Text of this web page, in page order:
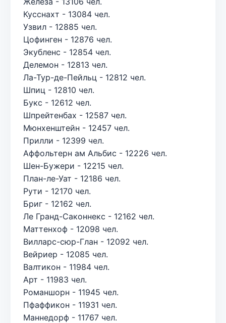
Кусснахт - 13084 чел.
Узвил - 12885 чел.
Цофинген - 12876 чел.
Экубленс - 12854 чел.
Делемон - 12813 чел.
Ла-Тур-де-Пейльц - 12812 чел.
Шпиц - 12810 чел.
Букс - 12612 чел.
Шпрейтенбах - 12587 чел.
Мюнхенштейн - 12457 чел.
Прилли - 12399 чел.
Аффольтерн ам Альбис - 12226 чел.
Шен-Бужери - 12215 чел.
План-ле-Уат - 12186 чел.
Рути - 12170 чел.
Бриг - 12162 чел.
Ле Гранд-Саконнекс - 12162 чел.
Маттенхоф - 12098 чел.
Вилларс-сюр-Глан - 12092 чел.
Вейриер - 12085 чел.
Валтикон - 11984 чел.
Арт - 11983 чел.
Романшорн - 11945 чел.
Пфаффикон - 11931 чел.
Маннедорф - 11767 чел.